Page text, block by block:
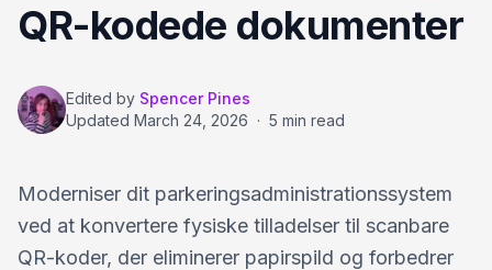
QR-kodede dokumenter
Edited by Spencer Pines
Updated March 24, 2026 · 5 min read
Moderniser dit parkeringsadministrationssystem
ved at konvertere fysiske tilladelser til scanbare
QR-koder, der eliminerer papirspild og forbedrer